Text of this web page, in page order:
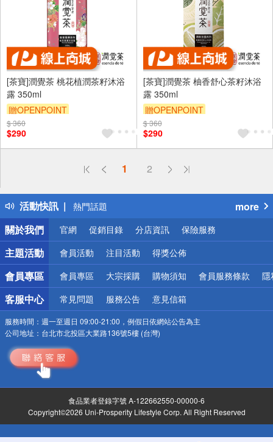
[茶寶]潤覺茶 桃花植潤茶籽沐浴
露 350ml
贈OPENPOINT
$ 360
$290
[茶寶]潤覺茶 柚香舒心茶籽沐浴
露 350ml
贈OPENPOINT
$ 360
$290
1 2
活動快訊
偏遠地區配送
得獎公告
熱門話題
銀行優惠
偏遠地區配送
詐騙網頁！請小心！
more
關於我們
官網 促銷目錄 分店資訊 保險服務
主題活動 會員活動 注目活動 得獎公佈
會員專區 會員專區 大宗採購 購物須知 會員服務條款 隱
客服中心 常見問題 服務公告 意見信箱
服務時間： 週一至週日 09:00-21:00，例假日依網站公告為主
公司地址： 台北市北投區大業路136號5樓 (台灣)
食品業者登錄字號 A-122662550-00000-6
Copyright©2026 Uni-Prosperity Lifestyle Corp. All Right Reserved